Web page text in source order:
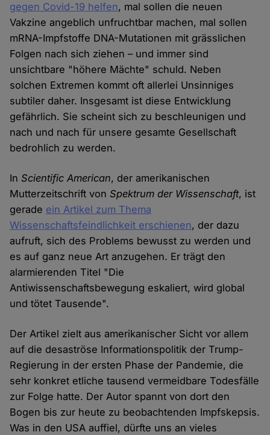
gegen Covid-19 helfen, mal sollen die neuen
Vakzine angeblich unfruchtbar machen, mal sollen
mRNA-Impfstoffe DNA-Mutationen mit grässlichen
Folgen nach sich ziehen – und immer sind
unsichtbare "höhere Mächte" schuld. Neben
solchen Extremen kommt oft allerlei Unsinniges
subtiler daher. Insgesamt ist diese Entwicklung
gefährlich. Sie scheint sich zu beschleunigen und
nach und nach für unsere gesamte Gesellschaft
bedrohlich zu werden.
InScientific American, der amerikanischen
Mutterzeitschrift vonSpektrum der Wissenschaft, ist
gerade ein Artikel zum Thema
Wissenschaftsfeindlichkeit erschienen, der dazu
aufruft, sich des Problems bewusst zu werden und
es auf ganz neue Art anzugehen. Er trägt den
alarmierenden Titel "Die
Antiwissenschaftsbewegung eskaliert, wird global
und tötet Tausende".
Der Artikel zielt aus amerikanischer Sicht vor allem
auf die desaströse Informationspolitik der Trump-
Regierung in der ersten Phase der Pandemie, die
sehr konkret etliche tausend vermeidbare Todesfälle
zur Folge hatte. Der Autor spannt von dort den
Bogen bis zur heute zu beobachtenden Impfskepsis.
Was in den USA auffiel, dürfte uns an vieles